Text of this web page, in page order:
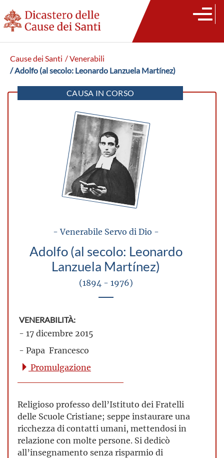
Cause dei Santi / Venerabili
/ Adolfo (al secolo: Leonardo Lanzuela Martínez)
CAUSA IN CORSO
- Venerabile Servo di Dio -
Adolfo (al secolo: Leonardo
Lanzuela Martínez)
(1894 - 1976)
VENERABILITÀ:
- 17 dicembre 2015
- Papa Francesco
Promulgazione
Religioso professo dell’Istituto dei Fratelli
delle Scuole Cristiane; seppe instaurare una
ricchezza di contatti umani, mettendosi in
relazione con molte persone. Si dedicò
all’insegnamento senza risparmio di